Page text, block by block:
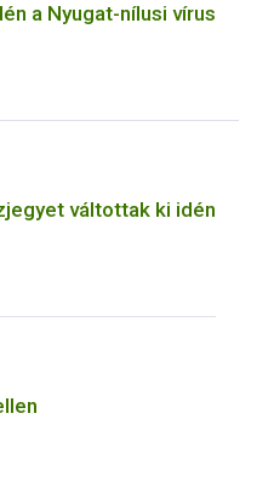
a Nyugat-nílusi vírus
váltottak ki idén